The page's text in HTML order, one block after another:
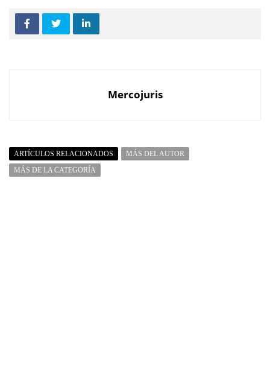
Mercojuris
ARTÍCULOS RELACIONADOS
MÁS DEL AUTOR
MÁS DE LA CATEGORÍA